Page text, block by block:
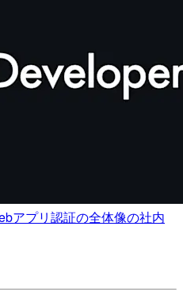
アプリ認証の全体像の社内